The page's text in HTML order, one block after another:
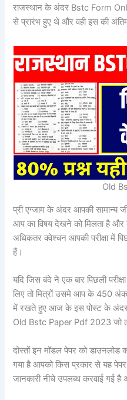
राजस्थान के अंदर Bstc Form
से प्रारंभ हुए थे और वही इस की
Old
प्री एग्जाम के अंदर आपकी सामान्य
आप का विषय देखने को मिलता है और
अधिकतर क्वेश्चन आपकी परीक्षा में
हैं।
यदि जिस बंदे ने एक बार पिछली
लिए तो मित्रों उसमे आप के 450 अंक
में रखते हुए आज के इस पोस्ट के
Old Bstc Paper Pdf 2023 जो
दोस्तों इन मॉडल पेपर को
गया है आपको किस प्रकार से यह
जानकारी नीचे उपलब्ध करवाई गई है